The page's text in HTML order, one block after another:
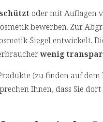
oder mit Auflagen
bewerben. Zur
Siegel entwickelt.
wenig
(zu finden auf
Ihnen, dass Sie